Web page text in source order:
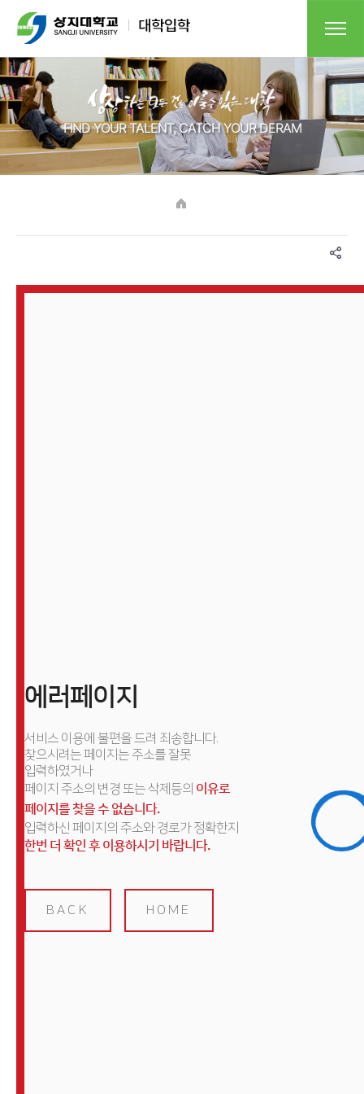
FIND YOUR TALENT, CATCH YOUR DERAM​
에러페이지
서비스 이용에 불편을 드려 죄송합니다.
찾으시려는 페이지는 주소를 잘못
입력하였거나
페이지 주소의 변경 또는 삭제등의 이유로
페이지를 찾을 수 없습니다.
입력하신 페이지의 주소와 경로가 정확한지
한번 더 확인 후 이용하시기 바랍니다.
BACK HOME